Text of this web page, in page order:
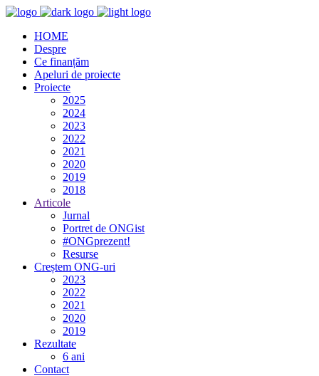
HOME
Despre
Ce finanțăm
Apeluri de proiecte
Proiecte
2025
2024
2023
2022
2021
2020
2019
2018
Articole
Jurnal
Portret de ONGist
#ONGprezent!
Resurse
Creștem ONG-uri
2023
2022
2021
2020
2019
Rezultate
6 ani
Contact